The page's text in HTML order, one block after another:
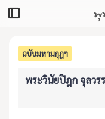
ฉบับมหามกุฏฯ
พระวินัยปิฎก จุลวร